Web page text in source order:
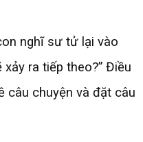
nghĩ sư tử lại vào
ra tiếp theo?” Điều
câu chuyện và đặt câu